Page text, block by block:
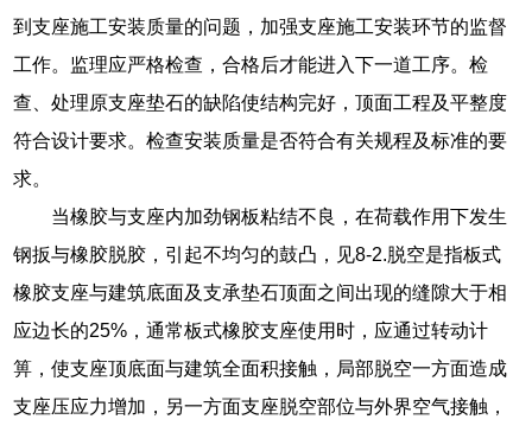
到支座施工安装质量的问题，加强支座施工安装环节的监督
工作。监理应严格检查，合格后才能进入下一道工序。检
查、处理原支座垫石的缺陷使结构完好，顶面工程及平整度
符合设计要求。检查安装质量是否符合有关规程及标准的要
求。
当橡胶与支座内加劲钢板粘结不良，在荷载作用下发生
钢扳与橡胶脱胶，引起不均匀的鼓凸，见8-2.脱空是指板式
橡胶支座与建筑底面及支承垫石顶面之间出现的缝隙大于相
应边长的25%，通常板式橡胶支座使用时，应通过转动计
箅，使支座顶底面与建筑全面积接触，局部脱空一方面造成
支座压应力增加，另一方面支座脱空部位与外界空气接触，